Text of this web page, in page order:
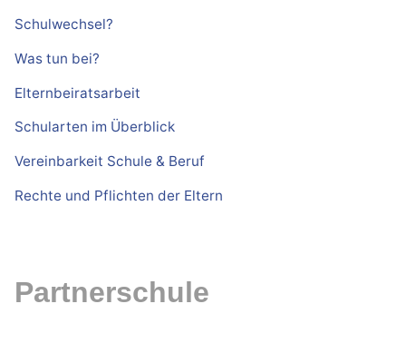
Schulwechsel?
Was tun bei?
Elternbeiratsarbeit
Schularten im Überblick
Vereinbarkeit Schule & Beruf
Rechte und Pflichten der Eltern
Partnerschule